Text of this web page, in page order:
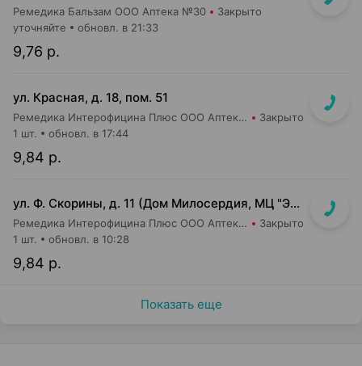
Ремедика Бальзам ООО Аптека №30 Закрыто
9,76 р.
уточняйте обновл. в 21:33
ул. Красная, д. 18, пом. 51
Ремедика Интерофицина Плюс ООО Аптека №26 Закрыто
9,84 р.
1 шт. обновл. в 17:44
ул. Ф. Скорины, д. 11 (Дом Милосердия, МЦ "Элеос")
Ремедика Интерофицина Плюс ООО Аптека №14 Закрыто
9,84 р.
1 шт. обновл. в 10:28
Показать еще